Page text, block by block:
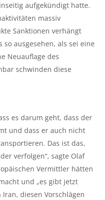
aufgekündigt hatte.
massiv
Sanktionen verhängt
ausgesehen, als sei eine
Neuauflage des
schwinden diese
es darum geht, dass der
und dass er auch nicht
Das ist das,
verfolgen“, sagte Olaf
Vermittler hätten
und „es gibt jetzt
diesen Vorschlägen